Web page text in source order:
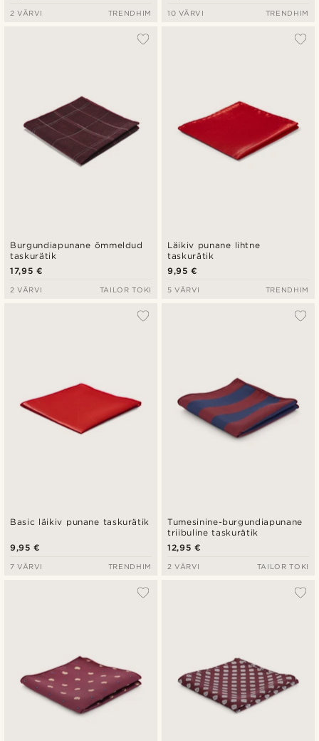
2 VÄRVI TRENDHIM 10 VÄRVI TRENDHIM
Burgundiapunane õmmeldud
taskurätik
17,95 €
2 VÄRVI TAILOR TOKI
Läikiv punane lihtne
taskurätik
9,95 €
5 VÄRVI TRENDHIM
Basic läikiv punane taskurätik
9,95 €
7 VÄRVI TRENDHIM
Tumesinine-burgundiapunane
triibuline taskurätik
12,95 €
2 VÄRVI TAILOR TOKI